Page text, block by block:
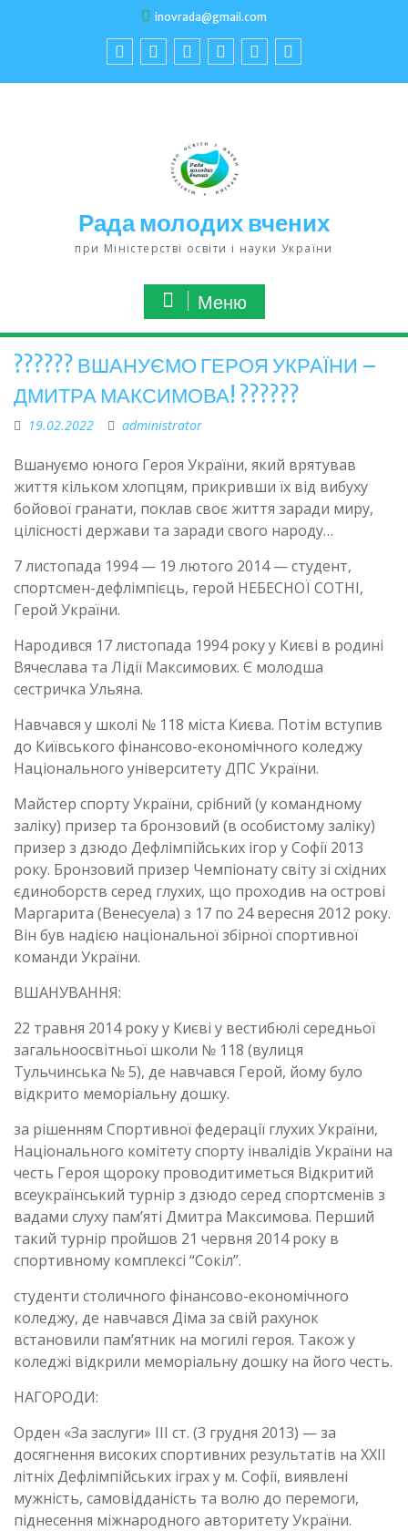
inovrada@gmail.com
Рада молодих вчених
при Міністерстві освіти і науки України
Меню
?????? ВШАНУЄМО ГЕРОЯ УКРАЇНИ –
ДМИТРА МАКСИМОВА! ??????
19.02.2022 administrator
Вшануємо юного Героя України, який врятував
життя кільком хлопцям, прикривши їх від вибуху
бойової гранати, поклав своє життя заради миру,
цілісності держави та заради свого народу…
7 листопада 1994 — 19 лютого 2014 — студент,
спортсмен-дефлімпієць, герой НЕБЕСНОЇ СОТНІ,
Герой України.
Народився 17 листопада 1994 року у Києві в родині
Вячеслава та Лідії Максимових. Є молодша
сестричка Ульяна.
Навчався у школі № 118 міста Києва. Потім вступив
до Київського фінансово-економічного коледжу
Національного університету ДПС України.
Майстер спорту України, срібний (у командному
заліку) призер та бронзовий (в особистому заліку)
призер з дзюдо Дефлімпійських ігор у Софії 2013
року. Бронзовий призер Чемпіонату світу зі східних
єдиноборств серед глухих, що проходив на острові
Маргарита (Венесуела) з 17 по 24 вересня 2012 року.
Він був надією національної збірної спортивної
команди України.
ВШАНУВАННЯ:
22 травня 2014 року у Києві у вестибюлі середньої
загальноосвітньої школи № 118 (вулиця
Тульчинська № 5), де навчався Герой, йому було
відкрито меморіальну дошку.
за рішенням Спортивної федерації глухих України,
Національного комітету спорту інвалідів України на
честь Героя щороку проводитиметься Відкритий
всеукраїнський турнір з дзюдо серед спортсменів з
вадами слуху пам’яті Дмитра Максимова. Перший
такий турнір пройшов 21 червня 2014 року в
спортивному комплексі “Сокіл”.
студенти столичного фінансово-економічного
коледжу, де навчався Діма за свій рахунок
встановили пам’ятник на могилі героя. Також у
коледжі відкрили меморіальну дошку на його честь.
НАГОРОДИ:
Орден «За заслуги» III ст. (3 грудня 2013) — за
досягнення високих спортивних результатів на XXII
літніх Дефлімпійських іграх у м. Софії, виявлені
мужність, самовідданість та волю до перемоги,
піднесення міжнародного авторитету України.